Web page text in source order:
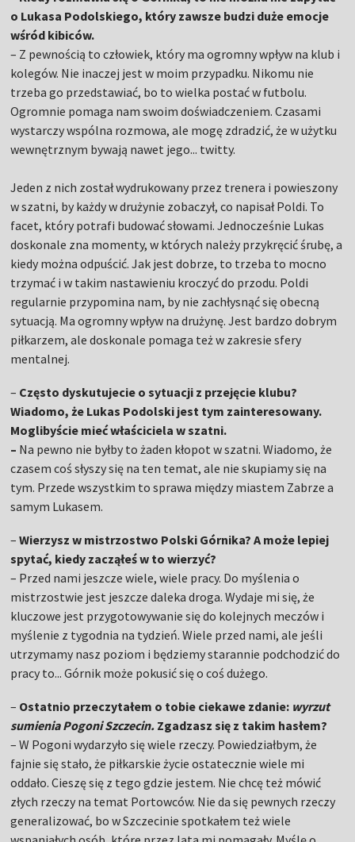
o Lukasa Podolskiego, który zawsze budzi duże emocje
wśród kibiców.
– Z pewnością to człowiek, który ma ogromny wpływ na klub i
kolegów. Nie inaczej jest w moim przypadku. Nikomu nie
trzeba go przedstawiać, bo to wielka postać w futbolu.
Ogromnie pomaga nam swoim doświadczeniem. Czasami
wystarczy wspólna rozmowa, ale mogę zdradzić, że w użytku
wewnętrznym bywają nawet jego... twitty.
Jeden z nich został wydrukowany przez trenera i powieszony
w szatni, by każdy w drużynie zobaczył, co napisał Poldi. To
facet, który potrafi budować słowami. Jednocześnie Lukas
doskonale zna momenty, w których należy przykręcić śrubę, a
kiedy można odpuścić. Jak jest dobrze, to trzeba to mocno
trzymać i w takim nastawieniu kroczyć do przodu. Poldi
regularnie przypomina nam, by nie zachłysnąć się obecną
sytuacją. Ma ogromny wpływ na drużynę. Jest bardzo dobrym
piłkarzem, ale doskonale pomaga też w zakresie sfery
mentalnej.
– Często dyskutujecie o sytuacji z przejęcie klubu?
Wiadomo, że Lukas Podolski jest tym zainteresowany.
Moglibyście mieć właściciela w szatni.
– Na pewno nie byłby to żaden kłopot w szatni. Wiadomo, że
czasem coś słyszy się na ten temat, ale nie skupiamy się na
tym. Przede wszystkim to sprawa między miastem Zabrze a
samym Lukasem.
–Wierzysz w mistrzostwo Polski Górnika? A może lepiej
spytać, kiedy zacząłeś w to wierzyć?
– Przed nami jeszcze wiele, wiele pracy. Do myślenia o
mistrzostwie jest jeszcze daleka droga. Wydaje mi się, że
kluczowe jest przygotowywanie się do kolejnych meczów i
myślenie z tygodnia na tydzień. Wiele przed nami, ale jeśli
utrzymamy nasz poziom i będziemy starannie podchodzić do
pracy to... Górnik może pokusić się o coś dużego.
– Ostatnio przeczytałem o tobie ciekawe zdanie: wyrzut
sumienia Pogoni Szczecin. Zgadzasz się z takim hasłem?
– W Pogoni wydarzyło się wiele rzeczy. Powiedziałbym, że
fajnie się stało, że piłkarskie życie ostatecznie wiele mi
oddało. Cieszę się z tego gdzie jestem. Nie chcę też mówić
złych rzeczy na temat Portowców. Nie da się pewnych rzeczy
generalizować, bo w Szczecinie spotkałem też wiele